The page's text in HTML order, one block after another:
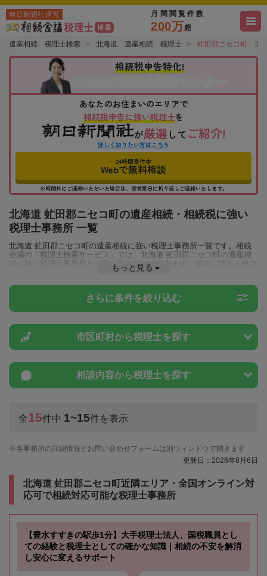
朝日新聞社運営 月間閲覧件数
200万超
遺産相続 税理士検索 北海道 遺産相続 税理士 虻田郡ニセコ町 遺
相続税申告特化!
あなたのお住まいのエリアで
相続税申告に強い税理士を
が厳選 して ご紹介!
詳しく知りたい方はこちら
24時間受付中
Webで無料相談
※時間外にご連絡いただいた場合は、翌営業日に折り返しご連絡いたします。
北海道 虻田郡ニセコ町の遺産相続・相続税に強い
税理士事務所 一覧
北海道 虻田郡ニセコ町の遺産相続に強い税理士事務所一覧です。相続
会議の「税理士検索サービス」では、北海道 虻田郡ニセコ町の遺産相
続に強い税理士事務所を一覧で見ることが出来ます。相続に関する税金
や特例制度のことは一度近隣の税理士に相談してみましょう。
もっと見る
さらに条件を絞り込む
市区町村から税理士を探す
相談内容から税理士を探す
全15件中 1~15件を表示
各事務所の詳細情報とお問い合わせフォームは別ウィンドウで開きます
更新日：2026年8月6日
北海道 虻田郡ニセコ町近隣エリア・全国オンライン対
応可で相続対応可能な税理士事務所
【豊水すすきの駅歩1分】大手税理士法人、国税職員とし
ての経験と税理士としての確かな知識｜相続の不安を解消
し安心に変えるサポート